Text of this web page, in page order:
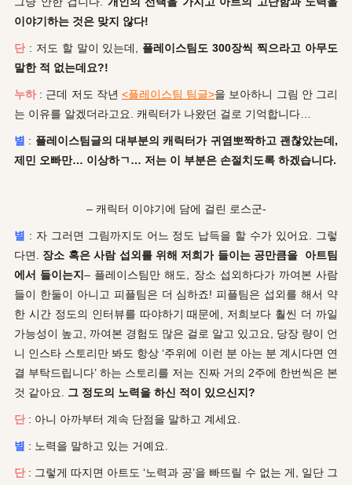
이야기하는 것은 맞지 않다!
단 : 저도 할 말이 있는데, 플레이스팀도 300장씩 찍으라고 아무도
말한 적 없는데요?!
누하 : 근데 저도 작년<플레이스팀 팀글>을 보아하니 그림 안 그리
는 이유를 알겠더라고요. 캐릭터가 나왔던 걸로 기억합니다…
별 : 플레이스팀글의 대부분의 캐릭터가 귀염뽀짝하고 괜찮았는데,
제민 오빠만… 이상하ㄱ… 저는 이 부분은 손절치도록 하겠습니다.
– 캐릭터 이야기에 담에 걸린 로스군-
별 : 자 그러면 그림까지도 어느 정도 납득을 할 수가 있어요. 그렇
다면. 장소 혹은 사람 섭외를 위해 저희가 들이는 공만큼을 아트팀
에서 들이는지– 플레이스팀만 해도, 장소 섭외하다가 까여본 사람
들이 한둘이 아니고 피플팀은 더 심하죠! 피플팀은 섭외를 해서 약
한 시간 정도의 인터뷰를 따야하기 때문에, 저희보다 훨씬 더 까일
가능성이 높고, 까여본 경험도 많은 걸로 알고 있고요, 당장 량이 언
니 인스타 스토리만 봐도 항상 ‘주위에 이런 분 아는 분 계시다면 연
결 부탁드립니다’ 하는 스토리를 저는 진짜 거의 2주에 한번씩은 본
것 같아요. 그 정도의 노력을 하신 적이 있으신지?
단 : 아니 아까부터 계속 단점을 말하고 계세요.
별 : 노력을 말하고 있는 거예요.
단 : 그렇게 따지면 아트도 ‘노력과 공’을 빠뜨릴 수 없는 게, 일단 그